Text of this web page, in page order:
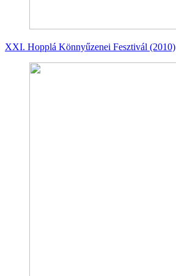
XXI. Hopplá Könnyűzenei Fesztivál (2010)